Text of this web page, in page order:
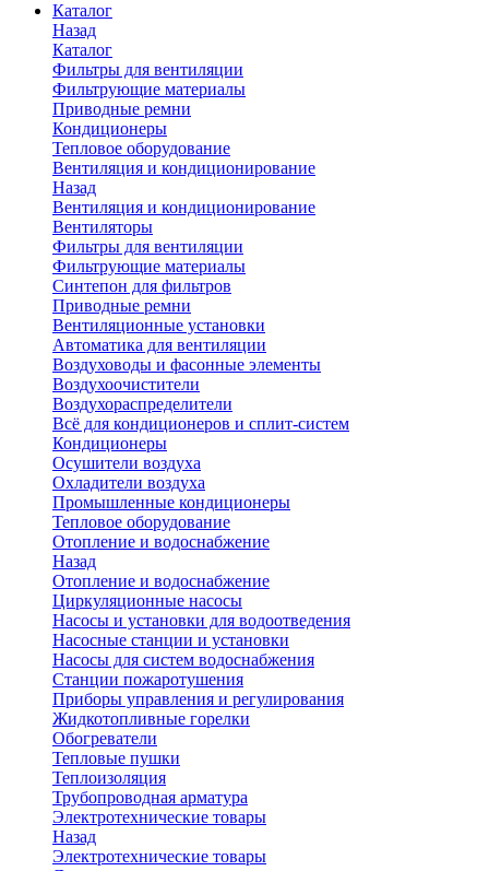
Каталог
Назад
Каталог
Фильтры для вентиляции
Фильтрующие материалы
Приводные ремни
Кондиционеры
Тепловое оборудование
Вентиляция и кондиционирование
Назад
Вентиляция и кондиционирование
Вентиляторы
Фильтры для вентиляции
Фильтрующие материалы
Синтепон для фильтров
Приводные ремни
Вентиляционные установки
Автоматика для вентиляции
Воздуховоды и фасонные элементы
Воздухоочистители
Воздухораспределители
Всё для кондиционеров и сплит-систем
Кондиционеры
Осушители воздуха
Охладители воздуха
Промышленные кондиционеры
Тепловое оборудование
Отопление и водоснабжение
Назад
Отопление и водоснабжение
Циркуляционные насосы
Насосы и установки для водоотведения
Насосные станции и установки
Насосы для систем водоснабжения
Станции пожаротушения
Приборы управления и регулирования
Жидкотопливные горелки
Обогреватели
Тепловые пушки
Теплоизоляция
Трубопроводная арматура
Электротехнические товары
Назад
Электротехнические товары